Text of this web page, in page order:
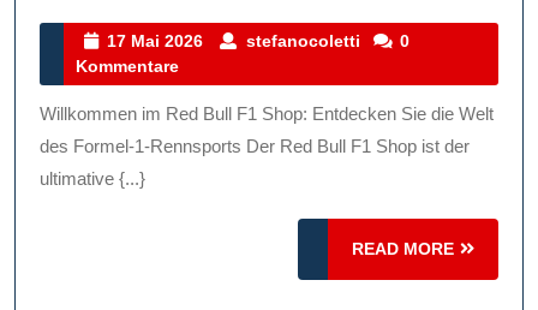
Den
Bull
F1
Anlaufpunkt
17 Mai 2026
17
2026
stefanocoletti stefanocoletti
0
Kommentare
Willkommen im Red Bull F1 Shop: Entdecken Sie die Welt
des Formel-1-Rennsports Der Red Bull F1 Shop ist der
ultimative {...}
READ MORE
READ
MORE